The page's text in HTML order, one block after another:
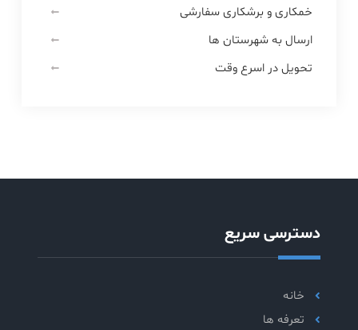
خمکاری و برشکاری سفارشی
ارسال به شهرستان ها
تحویل در اسرع وقت
دسترسی سریع
خانه
تعرفه ها